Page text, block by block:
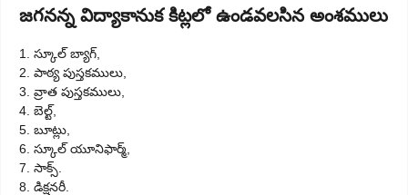
జగనన్న విద్యాకానుక కిట్లలో ఉండవలసిన అంశములు
1. స్కూల్ బ్యాగ్,
2. పాఠ్య పుస్తకములు,
3. వ్రాత పుస్తకములు,
4. బెల్ట్‌,
5. బూట్లు,
6. స్కూల్ యూనిఫార్మ్,
7. సాక్స్.
8. డిక్షనరీ.